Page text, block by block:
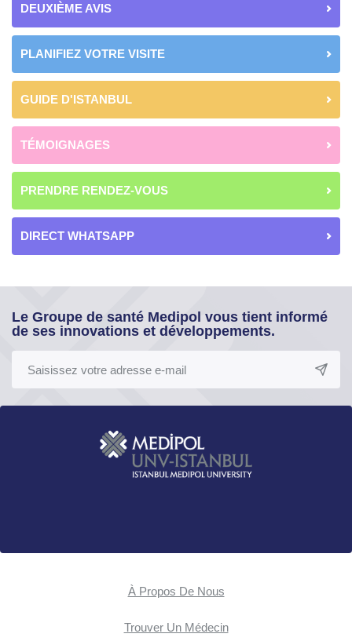
DEUXIÈME AVIS
PLANIFIEZ VOTRE VISITE
GUIDE D'ISTANBUL
TÉMOIGNAGES
PRENDRE RENDEZ-VOUS
DIRECT WHATSAPP
Le Groupe de santé Medipol vous tient informé
de ses innovations et développements.
À Propos De Nous
Trouver Un Médecin